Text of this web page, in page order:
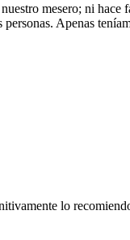
mesero; ni
Apenas
lo